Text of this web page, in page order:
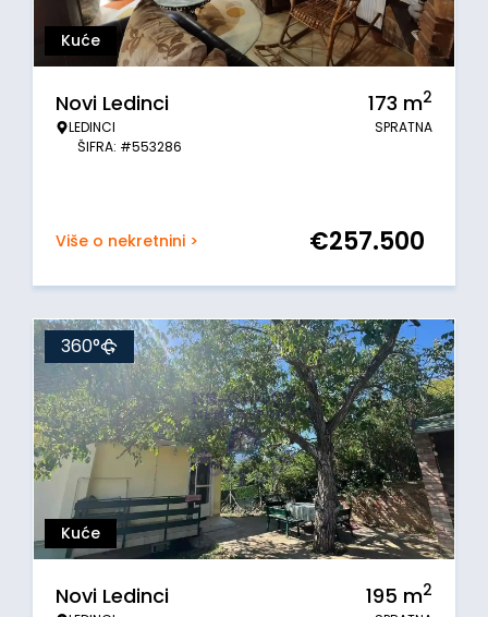
Kuće
Novi Ledinci
LEDINCI
ŠIFRA: #553286
173 m2
SPRATNA
Više o nekretnini > €257.500
Kuće
360°
Novi Ledinci 195 m2